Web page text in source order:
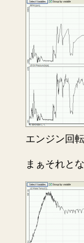
エンジン回
まぁそれと